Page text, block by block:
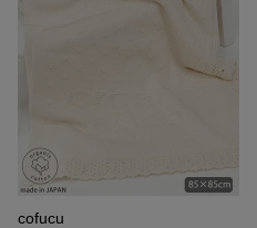
cofucu